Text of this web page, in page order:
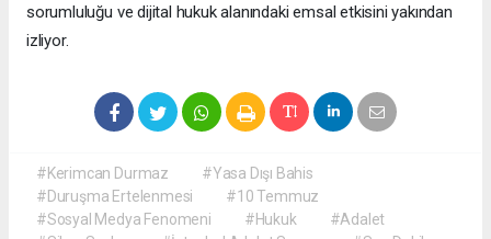
sorumluluğu ve dijital hukuk alanındaki emsal etkisini yakından
izliyor.
#Kerimcan Durmaz
#Yasa Dışı Bahis
#Duruşma Ertelenmesi
#10 Temmuz
#Sosyal Medya Fenomeni
#Hukuk
#Adalet